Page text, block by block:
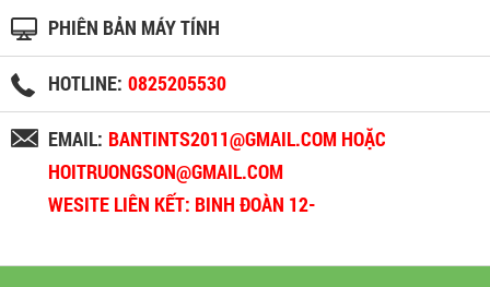
PHIÊN BẢN MÁY TÍNH
HOTLINE: 0825205530
EMAIL: BANTINTS2011@GMAIL.COM HOẶC
HOITRUONGSON@GMAIL.COM
WESITE LIÊN KẾT: BINH ĐOÀN 12-